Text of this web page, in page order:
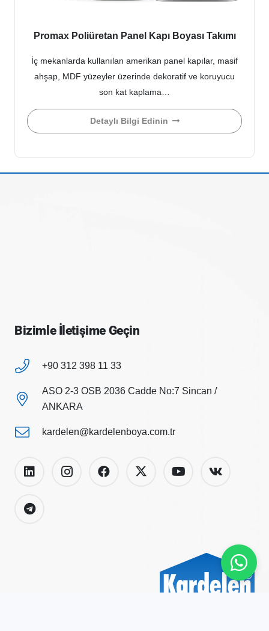
Promax Poliüretan Panel Kapı Boyası Takımı
İç mekanlarda kullanılan amerikan panel kapılar, masif
ahşap, MDF yüzeyler üzerinde dekoratif ve koruyucu
son kat kaplama…
Detaylı Bilgi Edinin
Bizimle İletişime Geçin
+90 312 398 11 33
ASO 2-3 OSB 2036 Cadde No:7 Sincan /
ANKARA
kardelen@kardelenboya.com.tr